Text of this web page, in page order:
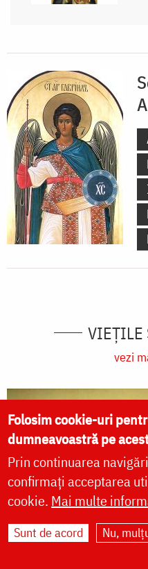
VIEŢILE
vezi
Folosim cookie-uri
dumneavoastră pe
Prin continuarea
confirmați acceptarea
cookie. Mai multe
Sunt de acord Nu,